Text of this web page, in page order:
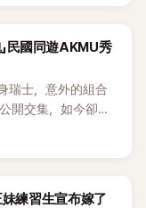
民國同遊AKMU秀
瑞士，意外的組合
開交集，如今卻一
到底是怎麼認識
練習生宣布嫁了